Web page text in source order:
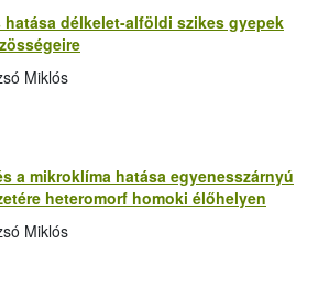
délkelet-alföldi szikes gyepek
Miklós
a mikroklíma hatása egyenesszárnyú
heteromorf homoki élőhelyen
Miklós